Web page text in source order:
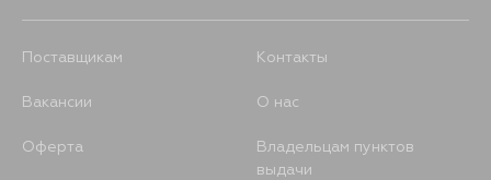
Поставщикам Контакты
Вакансии О нас
Оферта
Владельцам пунктов
выдачи